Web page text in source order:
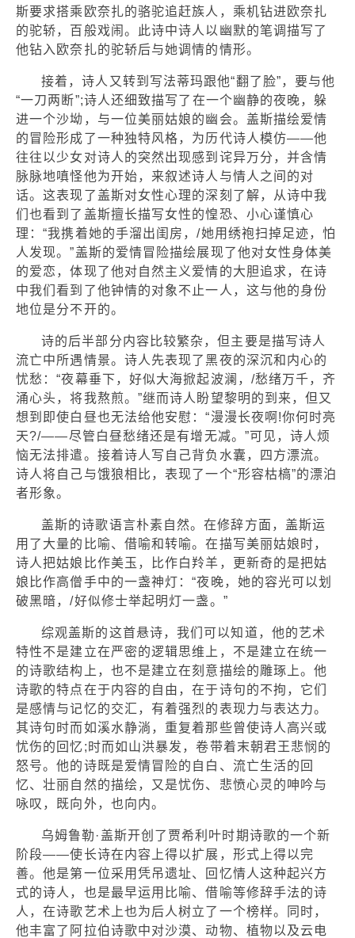
斯要求搭乘欧奈扎的骆驼追赶族人，乘机钻进欧奈扎
的驼轿，百般戏闹。此诗中诗人以幽默的笔调描写了
他钻入欧奈扎的驼轿后与她调情的情形。
接着，诗人又转到写法蒂玛跟他“翻了脸”，要与他
“一刀两断”;诗人还细致描写了在一个幽静的夜晚，躲
进一个沙坳，与一位美丽姑娘的幽会。盖斯描绘爱情
的冒险形成了一种独特风格，为历代诗人模仿——他
往往以少女对诗人的突然出现感到诧异万分，并含情
脉脉地嗔怪他为开始，来叙述诗人与情人之间的对
话。这表现了盖斯对女性心理的深刻了解，从诗中我
们也看到了盖斯擅长描写女性的惶恐、小心谨慎心
理：“我携着她的手溜出闺房，/她用绣袍扫掉足迹，怕
人发现。”盖斯的爱情冒险描绘展现了他对女性身体美
的爱恋，体现了他对自然主义爱情的大胆追求，在诗
中我们看到了他钟情的对象不止一人，这与他的身份
地位是分不开的。
诗的后半部分内容比较繁杂，但主要是描写诗人
流亡中所遇情景。诗人先表现了黑夜的深沉和内心的
忧愁：“夜幕垂下，好似大海掀起波澜，/愁绪万千，齐
涌心头，将我熬煎。”继而诗人盼望黎明的到来，但又
想到即使白昼也无法给他安慰：“漫漫长夜啊!你何时亮
天?/——尽管白昼愁绪还是有增无减。”可见，诗人烦
恼无法排遣。接着诗人写自己背负水囊，四方漂流。
诗人将自己与饿狼相比，表现了一个“形容枯槁”的漂泊
者形象。
盖斯的诗歌语言朴素自然。在修辞方面，盖斯运
用了大量的比喻、借喻和转喻。在描写美丽姑娘时，
诗人把姑娘比作美玉，比作白羚羊，更新奇的是把姑
娘比作高僧手中的一盏神灯：“夜晚，她的容光可以划
破黑暗，/好似修士举起明灯一盏。”
综观盖斯的这首悬诗，我们可以知道，他的艺术
特性不是建立在严密的逻辑思维上，不是建立在统一
的诗歌结构上，也不是建立在刻意描绘的雕琢上。他
诗歌的特点在于内容的自由，在于诗句的不拘，它们
是感情与记忆的交汇，有着强烈的表现力与表达力。
其诗句时而如溪水静淌，重复着那些曾使诗人高兴或
忧伤的回忆;时而如山洪暴发，卷带着末朝君王悲悯的
怒号。他的诗既是爱情冒险的自白、流亡生活的回
忆、壮丽自然的描绘，又是忧伤、悲愤心灵的呻吟与
咏叹，既向外，也向内。
乌姆鲁勒·盖斯开创了贾希利叶时期诗歌的一个新
阶段——使长诗在内容上得以扩展，形式上得以完
善。他是第一位采用凭吊遗址、回忆情人这种起兴方
式的诗人，也是最早运用比喻、借喻等修辞手法的诗
人，在诗歌艺术上也为后人树立了一个榜样。同时，
他丰富了阿拉伯诗歌中对沙漠、动物、植物以及云电